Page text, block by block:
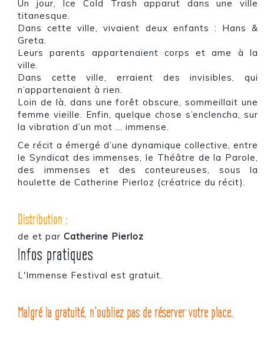
Un jour, Ice Cold Trash apparut dans une ville
titanesque.
Dans cette ville, vivaient deux enfants : Hans &
Greta.
Leurs parents appartenaient corps et ame à la
ville.
Dans cette ville, erraient des invisibles, qui
n’appartenaient à rien.
Loin de là, dans une forêt obscure, sommeillait une
femme vieille. Enfin, quelque chose s’enclencha, sur
la vibration d’un mot … immense.
Ce récit a émergé d’une dynamique collective, entre
le Syndicat des immenses, le Théâtre de la Parole,
des immenses et des conteureuses, sous la
houlette de Catherine Pierloz (créatrice du récit).
Distribution :
de et par Catherine Pierloz
Infos pratiques
L'Immense Festival est gratuit.
Malgré la gratuité, n'oubliez pas de réserver votre place.